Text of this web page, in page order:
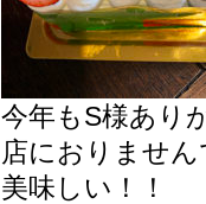
今年もS様あり
店におりませ
美味しい！！